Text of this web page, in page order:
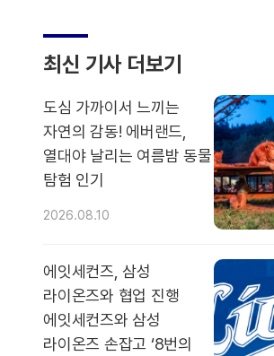
최신 기사 더보기
도심 가까이서 느끼는
자연의 감동! 에버랜드,
열대야 날리는 여름밤 동물
탐험 인기
2026.08.10
에잇세컨즈, 삼성
라이온즈와 협업 진행
에잇세컨즈와 삼성
라이온즈 손잡고 ‘8번의